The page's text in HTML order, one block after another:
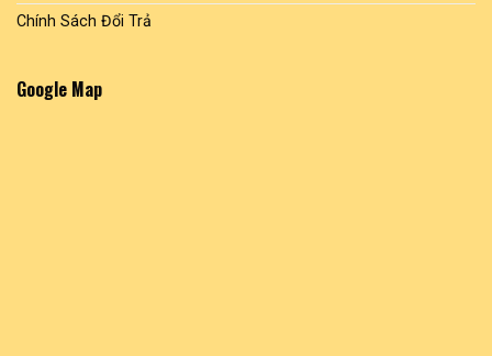
Chính Sách Đổi Trả
Google Map